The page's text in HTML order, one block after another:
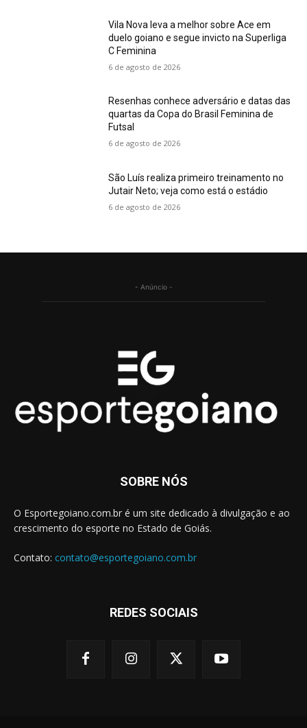
Vila Nova leva a melhor sobre Ace em
duelo goiano e segue invicto na Superliga
C Feminina
6 de agosto de 2026
Resenhas conhece adversário e datas das
quartas da Copa do Brasil Feminina de
Futsal
6 de agosto de 2026
São Luís realiza primeiro treinamento no
Jutair Neto; veja como está o estádio
6 de agosto de 2026
- Anúncio -
SOBRE NÓS
O Esportegoiano.com.br é um site dedicado à divulgação e ao
crescimento do esporte no Estado de Goiás.
Contato: contato@esportegoiano.com.br
REDES SOCIAIS